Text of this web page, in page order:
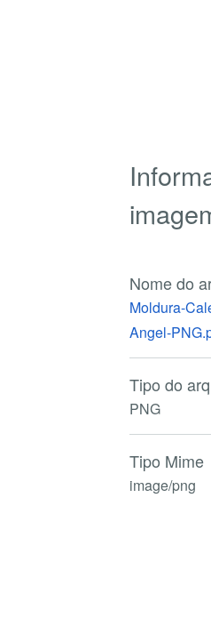
Nome do
Moldura-
Angel-
Tipo do
PNG
Tipo Mime
image/png